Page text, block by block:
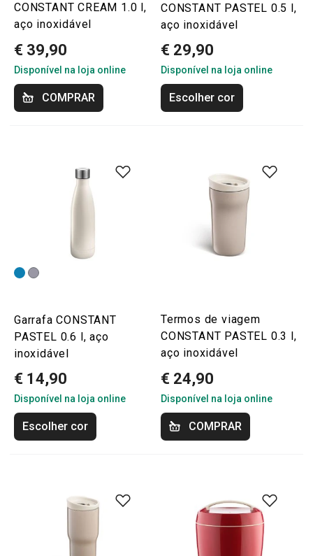
CONSTANT CREAM 1.0 l,
aço inoxidável
€ 39,90
Disponível na loja online
COMPRAR
CONSTANT PASTEL 0.5 l,
aço inoxidável
€ 29,90
Disponível na loja online
Escolher cor
Garrafa CONSTANT
PASTEL 0.6 l, aço
inoxidável
€ 14,90
Disponível na loja online
Escolher cor
Termos de viagem
CONSTANT PASTEL 0.3 l,
aço inoxidável
€ 24,90
Disponível na loja online
COMPRAR